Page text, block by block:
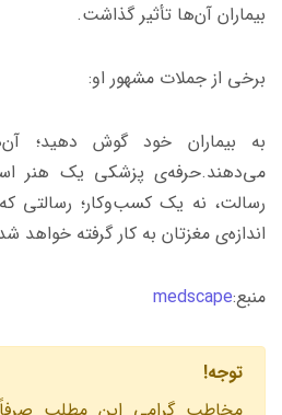
بیماران آن‌ها تأثیر گذاشت.
برخی از جملات مشهور او:
به بیماران خود گوش دهید؛
می‌دهند.حرفه‌ی پزشکی یک هنر
رسالت، نه یک کسب‌وکار؛ رسالتی
اندازه‌ی مغزتان به کار گرفته خواهد
منبع:medscape
توجه!